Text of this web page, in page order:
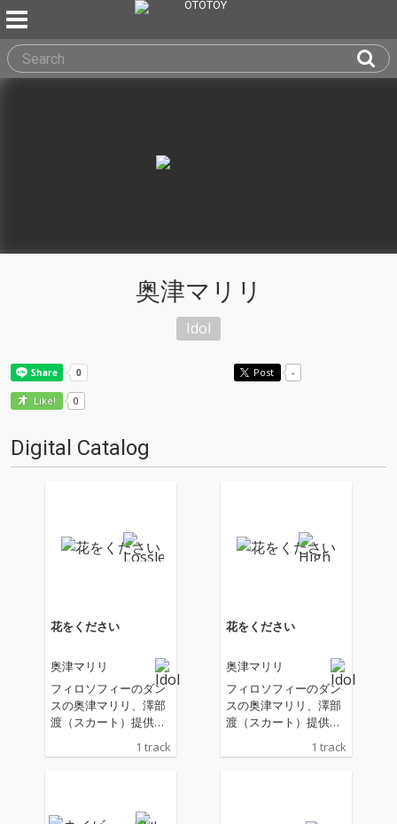
奥津マリリ
Idol
Post -
Like! 0
Digital Catalog
花をください
奥津マリリ
フィロソフィーのダン
スの奥津マリリ、澤部
渡（スカート）提供の
い」を配信リリース
1 track
花をください
奥津マリリ
フィロソフィーのダン
スの奥津マリリ、澤部
渡（スカート）提供の
ソロ楽曲「花をくださ
い」を配信リリース
1 track